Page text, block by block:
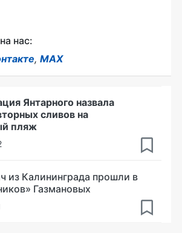
нас:
, MAX
Янтарного назвала
сливов на
пляж
из Калининграда прошли в
Газмановых